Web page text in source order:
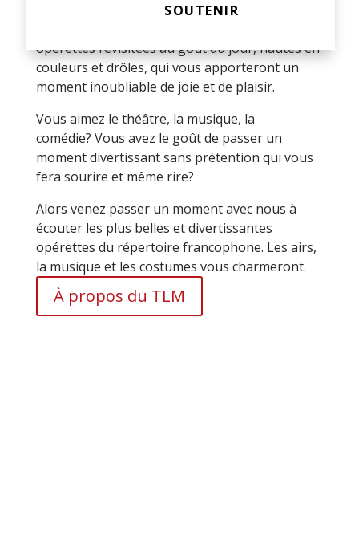
SOUTENIR
opérettes revisitées au goût du jour, hautes en
couleurs et drôles, qui vous apporteront un
moment inoubliable de joie et de plaisir.
Vous aimez le théâtre, la musique, la
comédie? Vous avez le goût de passer un
moment divertissant sans prétention qui vous
fera sourire et même rire?
Alors venez passer un moment avec nous à
écouter les plus belles et divertissantes
opérettes du répertoire francophone. Les airs,
la musique et les costumes vous charmeront.
À propos du TLM